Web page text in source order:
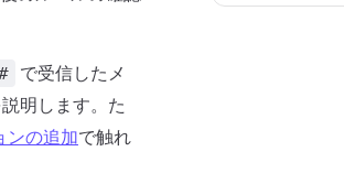
で受信したメ
明します。た
ンの追加で触れ